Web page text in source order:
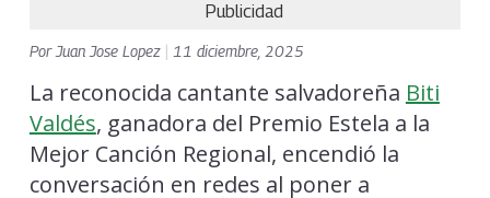
Publicidad
Por Juan Jose Lopez 11 diciembre, 2025
La reconocida cantante salvadoreña Biti
Valdés, ganadora del Premio Estela a la
Mejor Canción Regional, encendió la
conversación en redes al poner a